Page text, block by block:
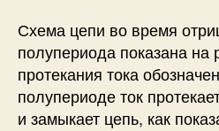
Схема цепи во время
полупериода показана на
протекания тока
полупериоде ток
и замыкает цепь, как